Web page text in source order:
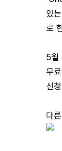
있
로
5월
무
신
다